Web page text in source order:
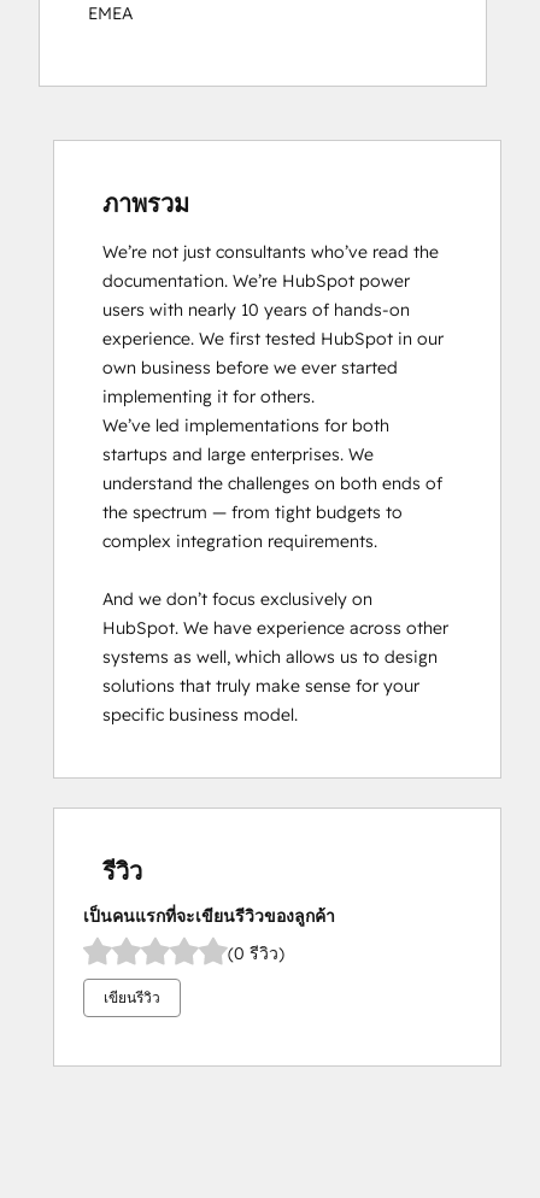
EMEA
ภาพรวม
We’re not just consultants who’ve read the
documentation. We’re HubSpot power
users with nearly 10 years of hands-on
experience. We first tested HubSpot in our
own business before we ever started
implementing it for others.
We’ve led implementations for both
startups and large enterprises. We
understand the challenges on both ends of
the spectrum — from tight budgets to
complex integration requirements.
And we don’t focus exclusively on
HubSpot. We have experience across other
systems as well, which allows us to design
solutions that truly make sense for your
specific business model.
รีวิว
เป็นคนแรกที่จะเขียนรีวิวของลูกค้า
(0 รีวิว)
เขียนรีวิว